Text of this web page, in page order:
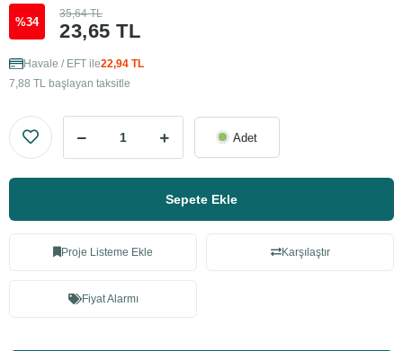
%34 23,65 TL
35,64 TL
Havale / EFT ile22,94 TL
7,88 TL başlayan taksitle
Adet
Sepete Ekle
Proje Listeme Ekle Karşılaştır
Fiyat Alarmı